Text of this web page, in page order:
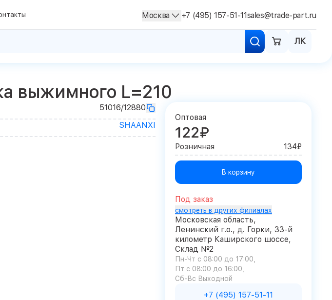
ЛК
Москва +7 (495) 157-51-11sales@trade-part.ru
выжимного L=210
51016/12880
SHAANXI
Оптовая
122₽
Розничная 134₽
В корзину
Под заказ
смотреть в других филиалах
Московская область,
Ленинский г.о., д. Горки, 33-й
километр Каширского шоссе,
Склад №2
Пн-Чт с 08:00 до 17:00
Пт с 08:00 до 16:00
Сб-Вс Выходной
+7 (495) 157-51-11